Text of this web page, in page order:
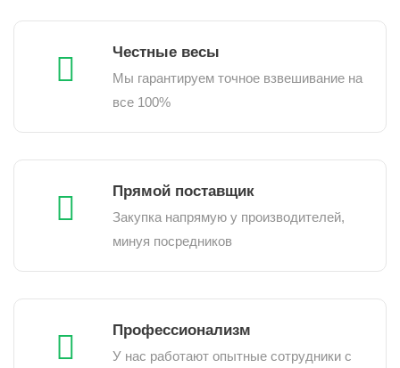
Честные весы
Мы гарантируем точное взвешивание на
все 100%
Прямой поставщик
Закупка напрямую у производителей,
минуя посредников
Профессионализм
У нас работают опытные сотрудники с